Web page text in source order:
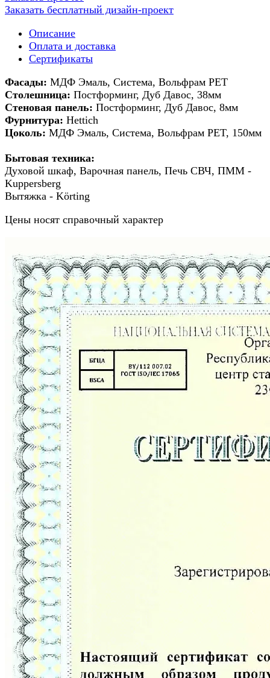
Заказать бесплатный дизайн-проект
Описание
Оплата и доставка
Сертификаты
Фасады: МДФ Эмаль, Система, Вольфрам PET
Столешница: Постформинг, Дуб Давос, 38мм
Стеновая панель: Постформинг, Дуб Давос, 8мм
Фурнитура: Hettich
Цоколь: МДФ Эмаль, Система, Вольфрам PET, 150мм
Бытовая техника:
Духовой шкаф, Варочная панель, Печь СВЧ, ПММ -
Kuppersberg
Вытяжка - Körting
Цены носят справочный характер